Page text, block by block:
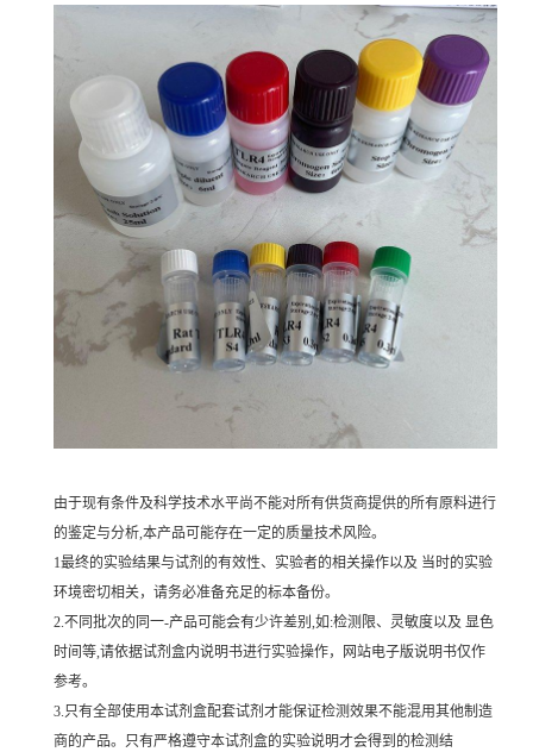
由于现有条件及科学技术水平尚不能对所有供货商提供的所有原料进行
的鉴定与分析,本产品可能存在一定的质量技术风险。
1最终的实验结果与试剂的有效性、实验者的相关操作以及 当时的实验
环境密切相关，请务必准备充足的标本备份。
2.不同批次的同一-产品可能会有少许差别,如:检测限、灵敏度以及 显色
时间等,请依据试剂盒内说明书进行实验操作，网站电子版说明书仅作
参考。
3.只有全部使用本试剂盒配套试剂才能保证检测效果不能混用其他制造
商的产品。只有严格遵守本试剂盒的实验说明才会得到的检测结